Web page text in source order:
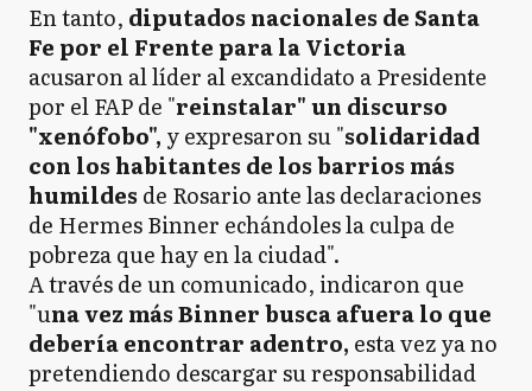
En tanto, diputados nacionales de Santa
Fe por el Frente para la Victoria
acusaron al líder al excandidato a Presidente
por el FAP de "reinstalar" un discurso
"xenófobo", y expresaron su "solidaridad
con los habitantes de los barrios más
humildes de Rosario ante las declaraciones
de Hermes Binner echándoles la culpa de
pobreza que hay en la ciudad".
A través de un comunicado, indicaron que
"una vez más Binner busca afuera lo que
debería encontrar adentro, esta vez ya no
pretendiendo descargar su responsabilidad